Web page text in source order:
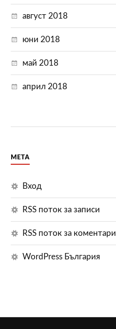
август 2018
юни 2018
май 2018
април 2018
МЕТА
Вход
RSS поток за записи
RSS поток за коментари
WordPress България